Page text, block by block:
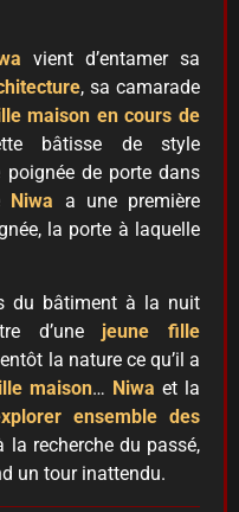
vient d’entamer sa
, sa camarade
maison en cours de
bâtisse de style
de porte dans
Niwa a une première
la porte à laquelle
du bâtiment à la nuit
d’une
jeune fille
la nature ce qu’il a
maison… Niwa et la
ensemble des
la recherche du passé,
un tour inattendu.